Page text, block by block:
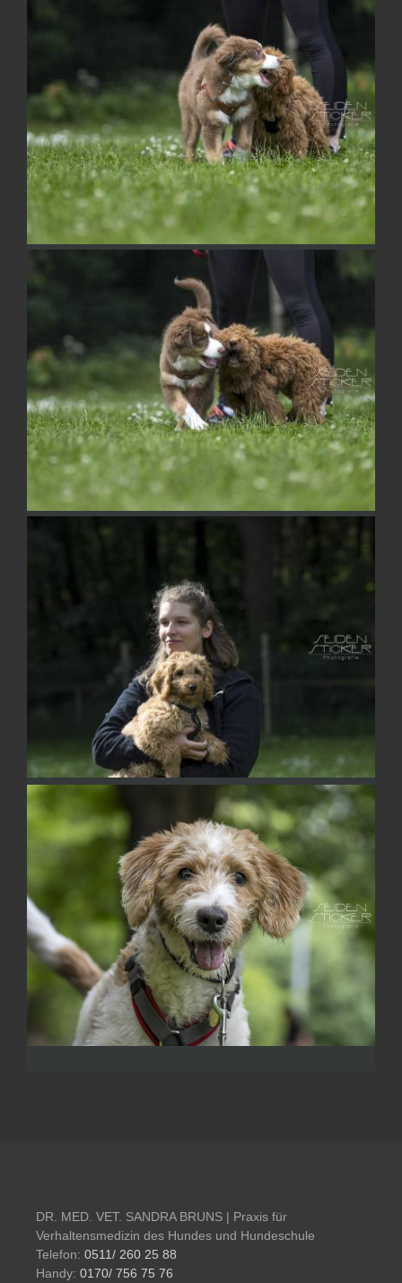
DR. MED. VET. SANDRA BRUNS | Praxis für
Verhaltensmedizin des Hundes und Hundeschule
Telefon: 0511/ 260 25 88
Handy: 0170/ 756 75 76